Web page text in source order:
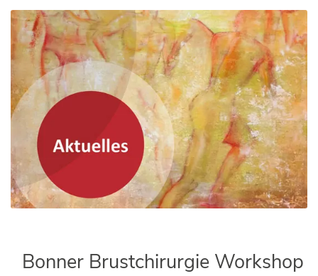
Bonner Brustchirurgie Workshop